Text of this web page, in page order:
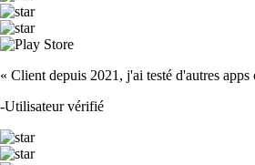
« Client depuis 2021, j'ai testé d'autres
-Utilisateur vérifié